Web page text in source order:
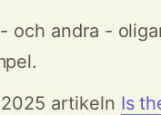
och andra -
artikeln Is